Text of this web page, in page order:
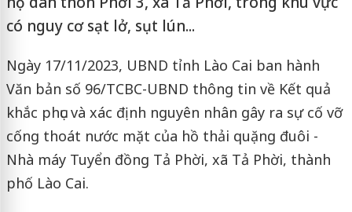
có nguy cơ sạt lở, sụt lún...
Ngày 17/11/2023, UBND tỉnh Lào Cai ban hành
Văn bản số 96/TCBC-UBND thông tin về Kết quả
khắc phục và xác định nguyên nhân gây ra sự cố vỡ
cống thoát nước mặt của hồ thải quặng đuôi -
Nhà máy Tuyển đồng Tả Phời, xã Tả Phời, thành
phố Lào Cai.